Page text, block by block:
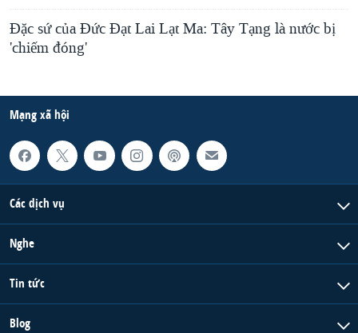
Đặc sứ của Đức Đạt Lai Lạt Ma: Tây Tạng là nước bị
'chiếm đóng'
Mạng xã hội
Các dịch vụ
Nghe
Tin tức
Blog